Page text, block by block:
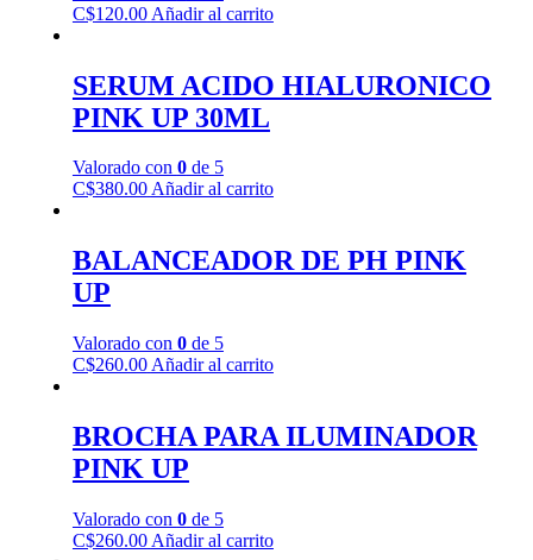
C$120.00 Añadir al carrito
SERUM ACIDO HIALURONICO
PINK UP 30ML
Valorado con 0de 5
C$380.00Añadir al carrito
BALANCEADOR DE PH PINK
UP
Valorado con 0de 5
C$260.00 Añadir al carrito
BROCHA PARA ILUMINADOR
PINK UP
Valorado con 0de 5
C$260.00 Añadir al carrito